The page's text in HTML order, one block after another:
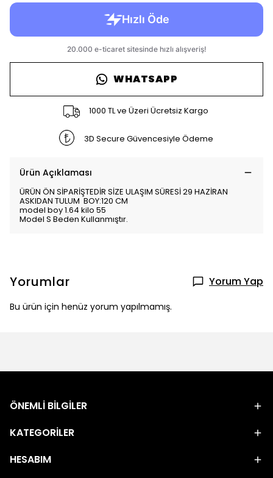
WHATSAPP
1000 TL ve Üzeri Ücretsiz Kargo
3D Secure Güvencesiyle Ödeme
Ürün Açıklaması
ÜRÜN ÖN SİPARİŞTEDİR SİZE ULAŞIM SÜRESİ 29 HAZİRAN
ASKIDAN TULUM BOY:120 CM
model boy 1.64 kilo 55
Model S Beden Kullanmıştır.
Yorumlar Yorum Yap
Bu ürün için henüz yorum yapılmamış.
ÖNEMLİ BİLGİLER
KATEGORİLER
HESABIM